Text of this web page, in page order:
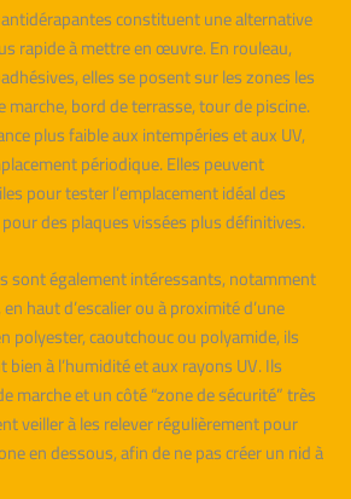
constituent une alternative
rapide à mettre en œuvre. En rouleau,
elles se posent sur les zones les
marche, bord de terrasse, tour de piscine.
plus faible aux intempéries et aux UV,
périodique. Elles peuvent
pour tester l’emplacement idéal des
des plaques vissées plus définitives.
sont également intéressants, notamment
haut d’escalier ou à proximité d’une
polyester, caoutchouc ou polyamide, ils
à l’humidité et aux rayons UV. Ils
marche et un côté “zone de sécurité” très
veiller à les relever régulièrement pour
en dessous, afin de ne pas créer un nid à